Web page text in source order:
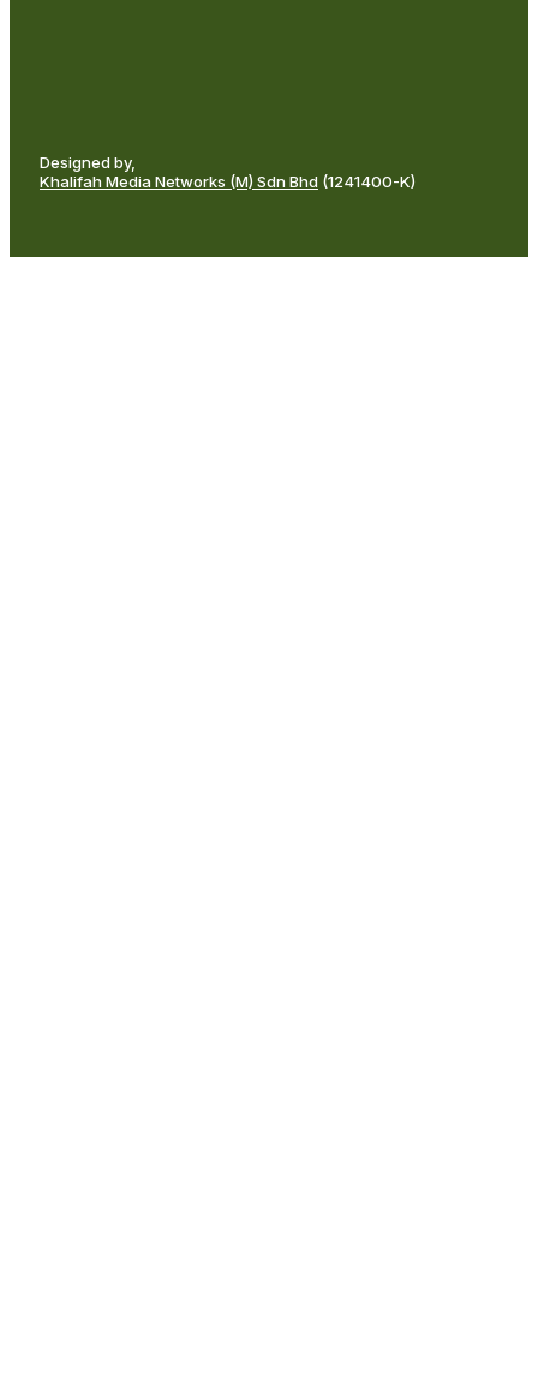
Designed by,
Khalifah Media Networks (M) Sdn Bhd (1241400-K)